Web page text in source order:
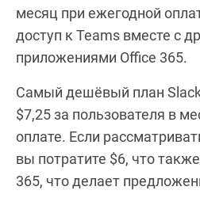
месяц при ежегодной
доступ к Teams вместе с
приложениями Office 365.
Самый дешёвый план
$7,25 за пользователя в
оплате. Если
вы потратите $6, что
365, что делает